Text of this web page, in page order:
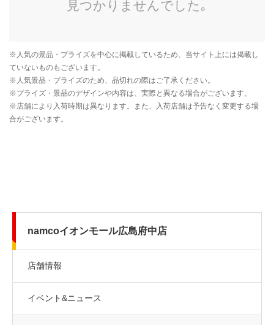
namcoイオンモール広島府中店
店舗情報
イベント&ニュース